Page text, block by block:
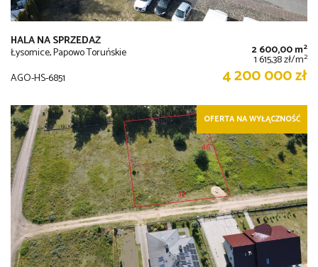
HALA NA SPRZEDAŻ
Łysomice, Papowo Toruńskie 2 600,00 m2
1 615,38 zł/m2
AGO-HS-6851 4 200 000 zł
OFERTA NA WYŁĄCZNOŚĆ